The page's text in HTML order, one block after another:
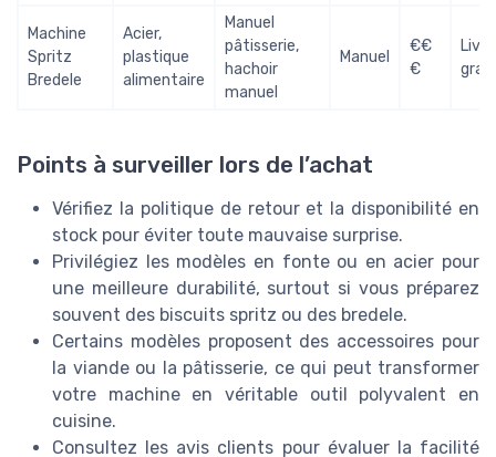
Machine
Spritz
Bredele
Acier,
plastique
alimentaire
Manuel
pâtisserie,
hachoir
manuel
Manuel
€€
€
Points à surveiller lors de l’achat
Vérifiez la politique de retour et la disponibilité en
stock pour éviter toute mauvaise surprise.
Privilégiez les modèles en fonte ou en acier pour
une meilleure durabilité, surtout si vous préparez
souvent des biscuits spritz ou des bredele.
Certains modèles proposent des accessoires pour
la viande ou la pâtisserie, ce qui peut transformer
votre machine en véritable outil polyvalent en
cuisine.
Consultez les avis clients pour évaluer la facilité